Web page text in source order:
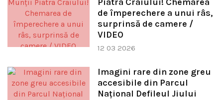
de împerechere a unui râs,
surprinsă de camere /
VIDEO
12 03 2026
Imagini rare din zone greu
accesibile din Parcul
Național Defileul Jiului